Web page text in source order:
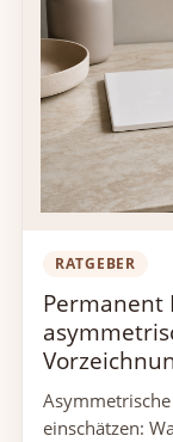
RATGEBER
Permanent
einschätzen: